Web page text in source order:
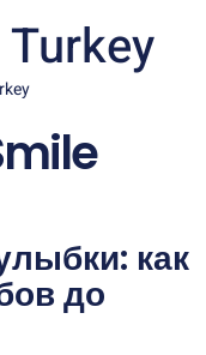
как
до